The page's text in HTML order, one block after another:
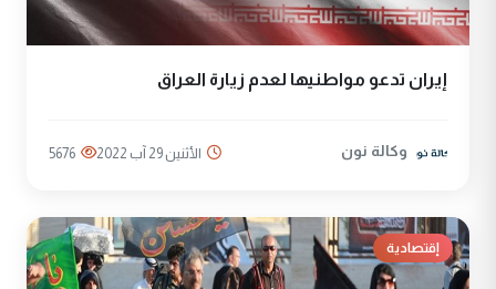
إيران تدعو مواطنيها لعدم زيارة العراق
وكالة نون الأثنين 29 آب 2022 5676
إقتصادية